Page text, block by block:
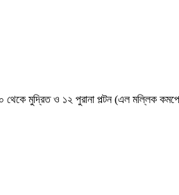
মুদ্রিত ও ১২ পুরানা পল্টন (এল মল্লিক